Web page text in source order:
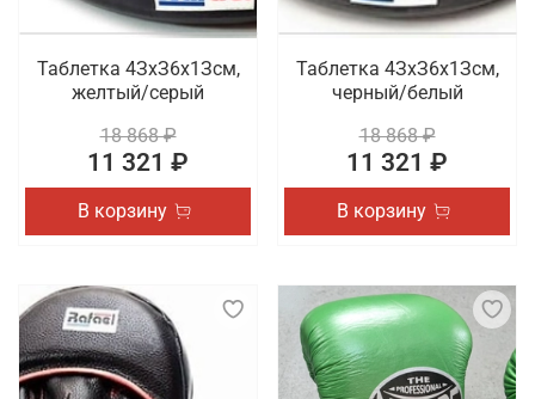
Таблетка 4ЗхЗ6х1Зсм,
желтый/серый
18 868 ₽
11 321 ₽
В корзину
Таблетка 4ЗхЗ6х1Зсм,
черный/белый
18 868 ₽
11 321 ₽
В корзину